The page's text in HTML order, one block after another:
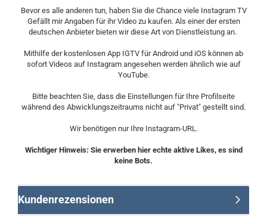
Bevor es alle anderen tun, haben Sie die Chance viele Instagram TV
Gefällt mir Angaben für ihr Video zu kaufen. Als einer der ersten
deutschen Anbieter bieten wir diese Art von Dienstleistung an.
Mithilfe der kostenlosen App IGTV für Android und iOS können ab
sofort Videos auf Instagram angesehen werden ähnlich wie auf
YouTube.
Bitte beachten Sie, dass die Einstellungen für Ihre Profilseite
während des Abwicklungszeitraums nicht auf "Privat" gestellt sind.
Wir benötigen nur Ihre Instagram-URL.
Wichtiger Hinweis: Sie erwerben hier echte aktive Likes, es sind
keine Bots.
Kundenrezensionen